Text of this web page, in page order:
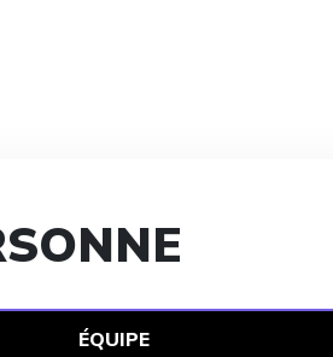
ÉQUIPE